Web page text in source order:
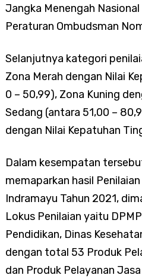
Jangka Menengah
Peraturan Ombudsman
Selanjutnya kategori
Zona Merah dengan Nilai
0 – 50,99), Zona Kuning
Sedang (antara 51,00 –
dengan Nilai Kepatuhan
Dalam kesempatan
memaparkan hasil
Indramayu Tahun 2021,
Lokus Penilaian yaitu
Pendidikan, Dinas
dengan total 53 Produk
dan Produk Pelayanan